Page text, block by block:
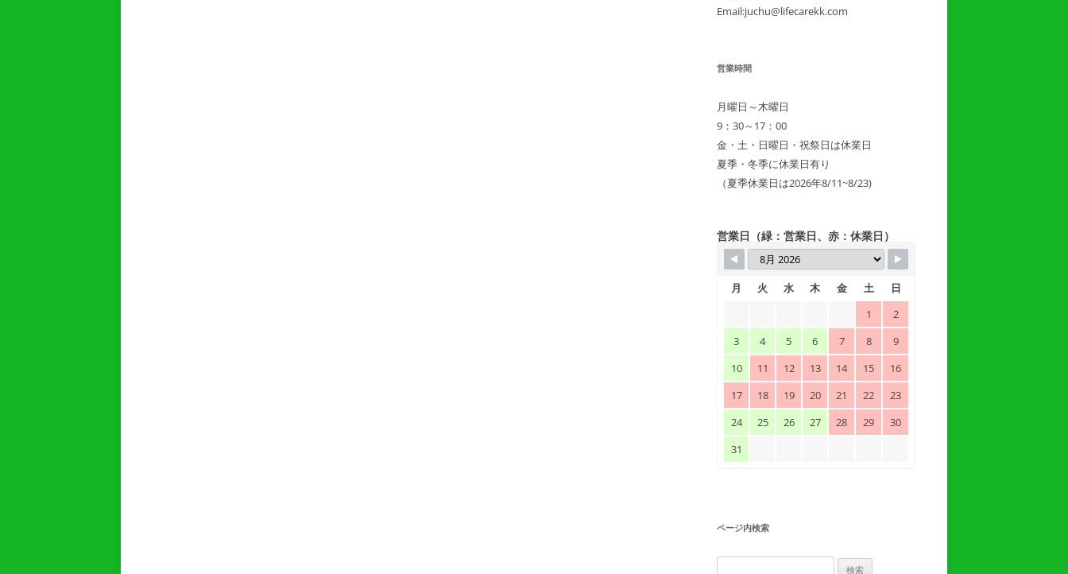
Email:juchu@lifecarekk.com
営業時間
月曜日～木曜日
9：30～17：00
金・土・日曜日・祝祭日は休業日
夏季・冬季に休業日有り
（夏季休業日は2026年8/11~8/23)
営業日（緑：営業日、赤：休業日）
月 火 水 木 金 土
日
1
2
3
4 5 6 7 8
9
10
11 12 13 14 15
16
17
18 19 20 21 22
23
24
25 26 27 28 29
30
31
ページ内検索